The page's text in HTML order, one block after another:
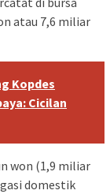
atau 7,6 miliar
Kopdes
Cicilan
won (1,9 miliar
domestik